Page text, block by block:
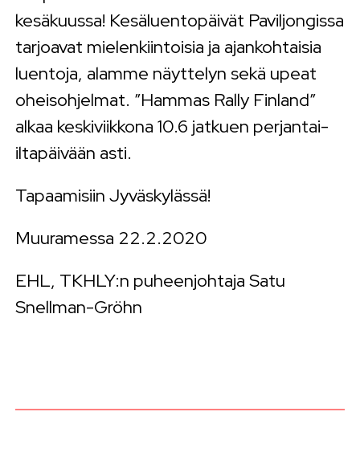
kesäkuussa! Kesäluentopäivät Paviljongissa
tarjoavat mielenkiintoisia ja ajankohtaisia
luentoja, alamme näyttelyn sekä upeat
oheisohjelmat. ”Hammas Rally Finland”
alkaa keskiviikkona 10.6 jatkuen perjantai-
iltapäivään asti.
Tapaamisiin Jyväskylässä!
Muuramessa 22.2.2020
EHL, TKHLY:n puheenjohtaja Satu
Snellman-Gröhn